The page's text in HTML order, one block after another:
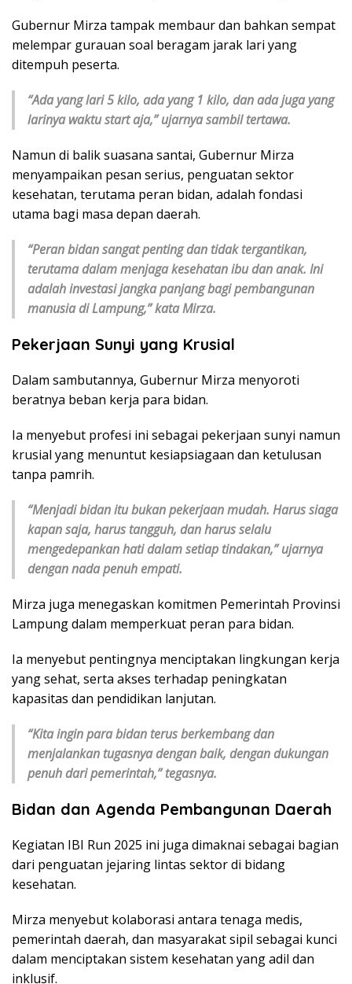
Gubernur Mirza tampak membaur dan bahkan sempat
melempar gurauan soal beragam jarak lari yang
ditempuh peserta.
“Ada yang lari 5 kilo, ada yang 1 kilo, dan ada juga yang
larinya waktu start aja,” ujarnya sambil tertawa.
Namun di balik suasana santai, Gubernur Mirza
menyampaikan pesan serius, penguatan sektor
kesehatan, terutama peran bidan, adalah fondasi
utama bagi masa depan daerah.
“Peran bidan sangat penting dan tidak tergantikan,
terutama dalam menjaga kesehatan ibu dan anak. Ini
adalah investasi jangka panjang bagi pembangunan
manusia di Lampung,” kata Mirza.
Pekerjaan Sunyi yang Krusial
Dalam sambutannya, Gubernur Mirza menyoroti
beratnya beban kerja para bidan.
Ia menyebut profesi ini sebagai pekerjaan sunyi namun
krusial yang menuntut kesiapsiagaan dan ketulusan
tanpa pamrih.
“Menjadi bidan itu bukan pekerjaan mudah. Harus siaga
kapan saja, harus tangguh, dan harus selalu
mengedepankan hati dalam setiap tindakan,” ujarnya
dengan nada penuh empati.
Mirza juga menegaskan komitmen Pemerintah Provinsi
Lampung dalam memperkuat peran para bidan.
Ia menyebut pentingnya menciptakan lingkungan kerja
yang sehat, serta akses terhadap peningkatan
kapasitas dan pendidikan lanjutan.
“Kita ingin para bidan terus berkembang dan
menjalankan tugasnya dengan baik, dengan dukungan
penuh dari pemerintah,” tegasnya.
Bidan dan Agenda Pembangunan Daerah
Kegiatan IBI Run 2025 ini juga dimaknai sebagai bagian
dari penguatan jejaring lintas sektor di bidang
kesehatan.
Mirza menyebut kolaborasi antara tenaga medis,
pemerintah daerah, dan masyarakat sipil sebagai kunci
dalam menciptakan sistem kesehatan yang adil dan
inklusif.